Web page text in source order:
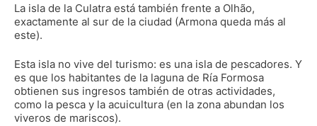
La isla de la Culatra está también frente a Olhão,
exactamente al sur de la ciudad (Armona queda más al
este).
Esta isla no vive del turismo: es una isla de pescadores. Y
es que los habitantes de la laguna de Ría Formosa
obtienen sus ingresos también de otras actividades,
como la pesca y la acuicultura (en la zona abundan los
viveros de mariscos).